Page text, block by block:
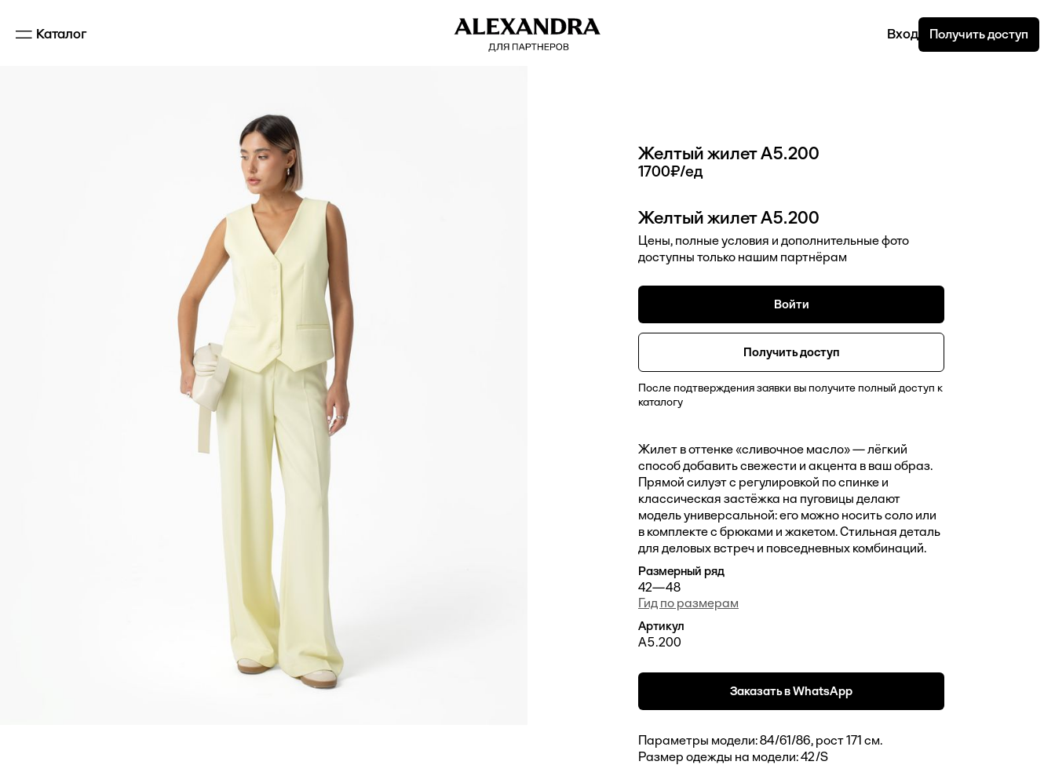
Каталог Вход Получить доступ
Желтый жилет А5.200
1700₽/ед
Желтый жилет А5.200
Цены, полные условия и дополнительные фото
доступны только нашим партнёрам
Войти
Получить доступ
После подтверждения заявки вы получите полный доступ к
каталогу
Жилет в оттенке «сливочное масло» — лёгкий
способ добавить свежести и акцента в ваш образ.
Прямой силуэт с регулировкой по спинке и
классическая застёжка на пуговицы делают
модель универсальной: его можно носить соло или
в комплекте с брюками и жакетом. Стильная деталь
для деловых встреч и повседневных комбинаций.
Размерный ряд
42—48
Гид по размерам
Артикул
А5.200
Заказать в WhatsApp
Параметры модели: 84/61/86, рост 171 см.
Размер одежды на модели: 42/S